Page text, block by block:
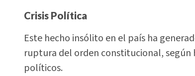
Crisis Política
Este hecho insólito en el país ha
ruptura del orden constitucional, según
políticos.